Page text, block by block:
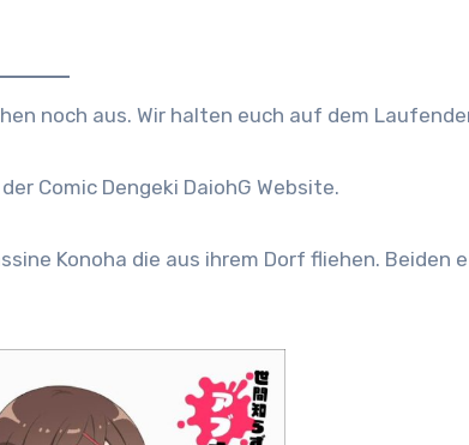
noch aus. Wir halten euch auf dem
Comic Dengeki DaiohG Website.
Konoha die aus ihrem Dorf fliehen. Beiden